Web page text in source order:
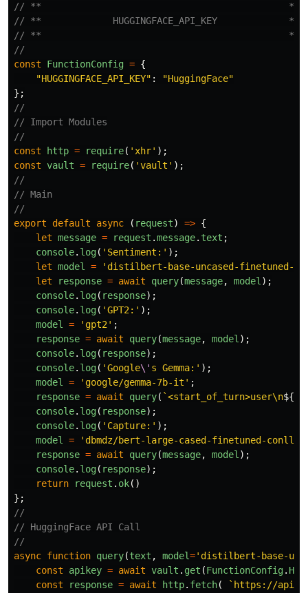
// **                                             **
// **             HUGGINGFACE_API_KEY             **
// **                                             **
//
const
FunctionConfig = {
"HUGGINGFACE_API_KEY" : "HuggingFace"
};
//
// Import Modules
//
const
http = require( ' xhr' );
const vault = require( 'vault ' );
//
// Main
//
export
default async ( request) => {
let message = request .message. text ;
console. log( ' Sentiment: ' );
let model = ' distilbert-base-uncased-finetuned-
let
response = await query(message, model );
console. log( response);
console. log( 'GPT2: ' );
model
= ' gpt2 ' ;
response = await query(message, model );
console. log( response);
console. log( 'Google\' s Gemma: ' );
model
= ' google/gemma-7b-it ' ;
response = await query( `<start_of_turn>user\n${
console. log( response);
console. log( ' Capture: ' );
model
= ' dbmdz/bert-large-cased-finetuned-
response = await query(message, model );
console. log( response);
return
request . ok()
};
//
// HuggingFace API Call
//
async function query(text , model=' distilbert-base-
const
apikey = await vault . get (FunctionConfig.
const
response = await http. fetch(
`https://api-